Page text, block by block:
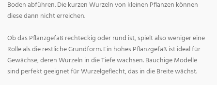
Boden abführen. Die kurzen Wurzeln von kleinen Pflanzen können
diese dann nicht erreichen.
Ob das Pflanzgefäß rechteckig oder rund ist, spielt also weniger eine
Rolle als die restliche Grundform. Ein hohes Pflanzgefäß ist ideal für
Gewächse, deren Wurzeln in die Tiefe wachsen. Bauchige Modelle
sind perfekt geeignet für Wurzelgeflecht, das in die Breite wächst.